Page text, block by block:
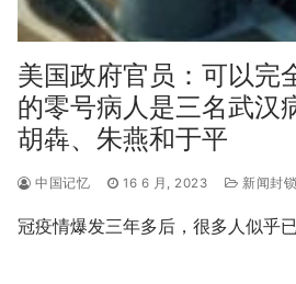
美国政府官员：可以完
的零号病人是三名武汉
胡犇、朱燕和于平
中国记忆 16 6 月, 2023 新闻封锁
冠疫情爆发三年多后，很多人似乎